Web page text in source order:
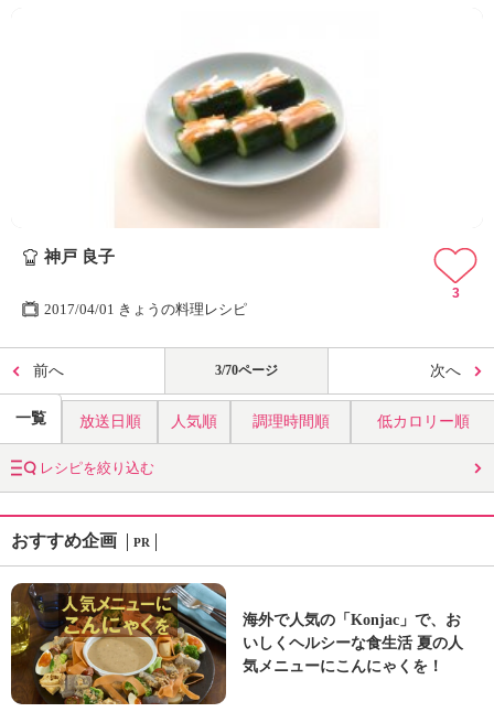
神戸 良子
2017/04/01 きょうの料理レシピ
3
前へ 3/70ページ 次へ
一覧 放送日順 人気順 調理時間順 低カロリー順
レシピを絞り込む
おすすめ企画 PR
海外で人気の「Konjac」で、お
いしくヘルシーな食生活 夏の人
気メニューにこんにゃくを！